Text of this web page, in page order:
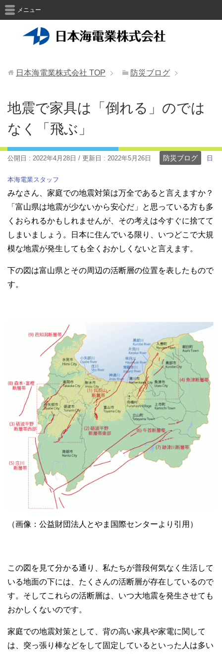
メニュー
日本海電業株式会社 TOP 防災ブログ
地震で家具は「倒れる」のでは
なく「飛ぶ」
公開日 : 2022年4月28日 / 更新日 : 2022年5月26日 防災ブログ 日
本海電業スタッフ
みなさん、家庭での地震対策は万全であると言えますか？
「富山県は地震が少ないから安心だ」と思っている方も多
くおられるかもしれませんが、その考えは今すぐに捨てて
しまいましょう。日本に住んでいる限り、いつどこで大規
模な地震が発生しても全くおかしくないと言えます。
下の図は富山県とその周辺の活断層の位置を表したもので
す。
（画像：公益財団法人とやま国際センターより引用）
この図を見て分かる通り、私たちが普段何気なく生活して
いる地面の下には、たくさんの活断層が存在しているので
す。そしてこれらの活断層は、いつ大地震を発生させても
おかしくないのです。
家庭での地震対策として、背の高い家具や家電に関して
は、突っ張り棒などをして固定しているといった人は多い